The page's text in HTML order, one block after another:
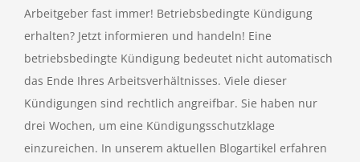
Arbeitgeber fast immer! Betriebsbedingte Kündigung
erhalten? Jetzt informieren und handeln! Eine
betriebsbedingte Kündigung bedeutet nicht automatisch
das Ende Ihres Arbeitsverhältnisses. Viele dieser
Kündigungen sind rechtlich angreifbar. Sie haben nur
drei Wochen, um eine Kündigungsschutzklage
einzureichen. In unserem aktuellen Blogartikel erfahren